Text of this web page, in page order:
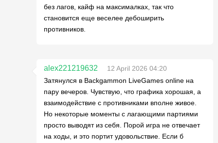
без лагов, кайф на максималках, так что
становится еще веселее дебоширить
противников.
alex221219632
12 April 2026 04:20
Затянулся в Backgammon LiveGames online на
пару вечеров. Чувствую, что графика хорошая, а
взаимодействие с противниками вполне живое.
Но некоторые моменты с лагающими партиями
просто выводят из себя. Порой игра не отвечает
на ходы, и это портит удовольствие. Если б